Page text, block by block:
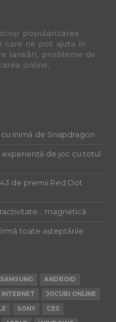
popularizarea
care ne pot ajuta în
lansări, probleme de
online.
cu inimă de Snapdragon
experiență de joc cu totul
de premii Red Dot
magnetică
toate așteptările
SAMSUNG
ANDROID
INTERNET
JOCURI ONLINE
SONY
CES